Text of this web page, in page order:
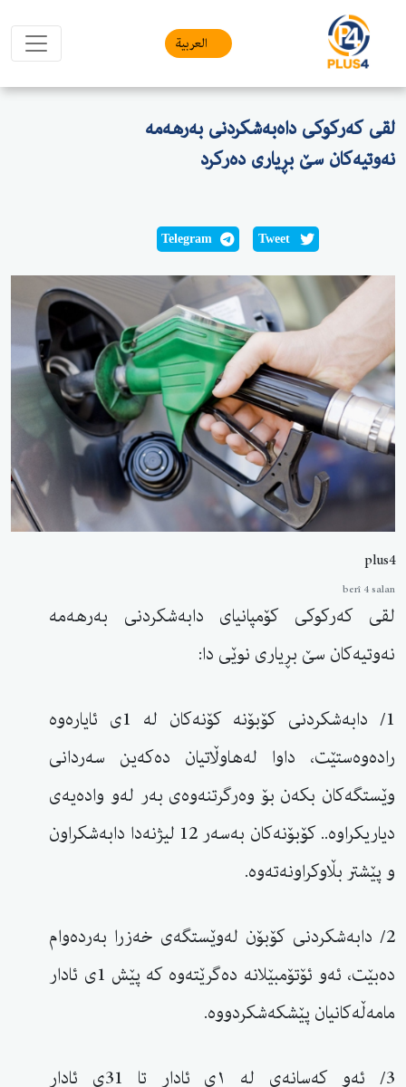
العربیة
لقی كەركوكی داەبەشكردنی بەرهەمە
نەوتیەكان سێ بڕیاری دەركرد
Tweet
Telegram
plus4
berî 4 salan
لقی کەرکوکی کۆمپانیای دابەشکردنی بەرهەمە
نەوتیەکان سێ بڕیاری نوێی دا:
1/ دابەشکردنی کۆبۆنە کۆنەکان لە 1ی ئایارەوە
رادەوەستێت، داوا لەهاوڵاتیان دەکەین سەردانی
وێستگەکان بکەن بۆ وەرگرتنەوەی بەر لەو وادەیەی
دیاریکراوە.. کۆبۆنەکان بەسەر 12 لیژنەدا دابەشکراون
و پێشتر بڵاوکراونەتەوە.
2/ دابەشکردنی کۆبۆن لەوێستگەی خەزرا بەردەوام
دەبێت، ئەو ئۆتۆمبێلانە دەگرێتەوە کە پێش 1ی ئادار
مامەڵەکانیان پێشکەشکردووە.
3/ ئەو کەسانەی لە ١ی ئادار تا 31ی ئادار